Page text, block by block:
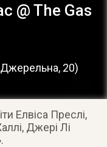
@ The Gas
20)
Елвіса Преслі,
Джері Лі
.